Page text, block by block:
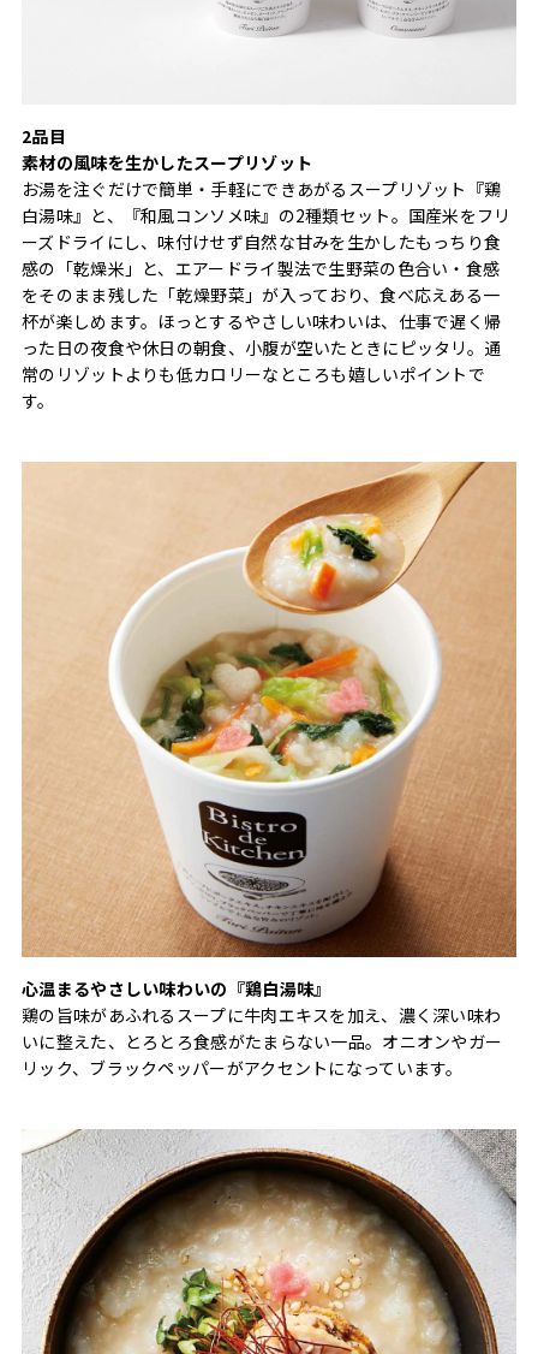
2品目
素材の風味を生かしたスープリゾット
お湯を注ぐだけで簡単・手軽にできあがるスープリゾット『鶏
白湯味』と、『和風コンソメ味』の2種類セット。国産米をフリ
ーズドライにし、味付けせず自然な甘みを生かしたもっちり食
感の「乾燥米」と、エアードライ製法で生野菜の色合い・食感
をそのまま残した「乾燥野菜」が入っており、食べ応えある一
杯が楽しめます。ほっとするやさしい味わいは、仕事で遅く帰
った日の夜食や休日の朝食、小腹が空いたときにピッタリ。通
常のリゾットよりも低カロリーなところも嬉しいポイントで
す。
心温まるやさしい味わいの『鶏白湯味』
鶏の旨味があふれるスープに牛肉エキスを加え、濃く深い味わ
いに整えた、とろとろ食感がたまらない一品。オニオンやガー
リック、ブラックペッパーがアクセントになっています。